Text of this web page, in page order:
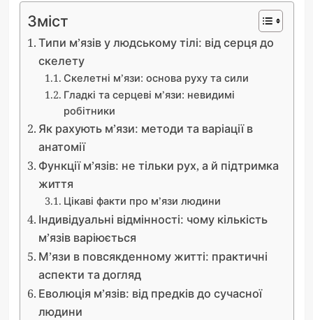
Зміст
Типи м’язів у людському тілі: від серця до
скелету
Скелетні м’язи: основа руху та сили
Гладкі та серцеві м’язи: невидимі
робітники
Як рахують м’язи: методи та варіації в
анатомії
Функції м’язів: не тільки рух, а й підтримка
життя
Цікаві факти про м’язи людини
Індивідуальні відмінності: чому кількість
м’язів варіюється
М’язи в повсякденному житті: практичні
аспекти та догляд
Еволюція м’язів: від предків до сучасної
людини